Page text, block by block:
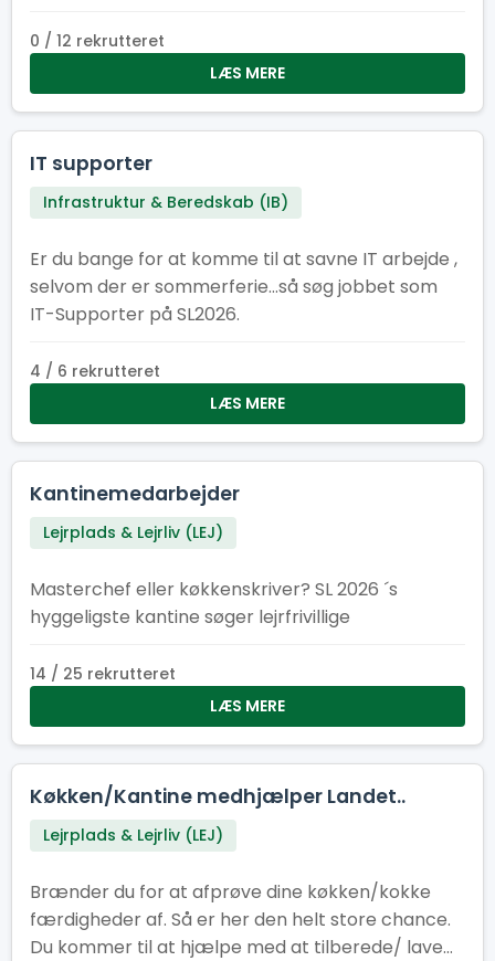
hjerte – og du gør det sammen med andre, der
også elsker at være dér, hvor der sker noget.
Kom og vær med! Her er der plads til smil,
Super! Fortæl os gerne hvilke, når du søger – så
ved vi, hvem vi skal sende af sted til internationale
motto er: ”Vi giver energien – I lever eventyret!”
0 / 12 rekrutteret
LÆS MERE
IT supporter
Infrastruktur & Beredskab (IB)
Er du bange for at komme til at savne IT arbejde ,
selvom der er sommerferie...så søg jobbet som
IT-Supporter på SL2026.
4 / 6 rekrutteret
LÆS MERE
Kantinemedarbejder
Lejrplads & Lejrliv (LEJ)
Masterchef eller køkkenskriver? SL 2026 ´s
hyggeligste kantine søger lejrfrivillige
14 / 25 rekrutteret
LÆS MERE
Køkken/Kantine medhjælper Landet..
Lejrplads & Lejrliv (LEJ)
Brænder du for at afprøve dine køkken/kokke
færdigheder af. Så er her den helt store chance.
Du kommer til at hjælpe med at tilberede/ lave